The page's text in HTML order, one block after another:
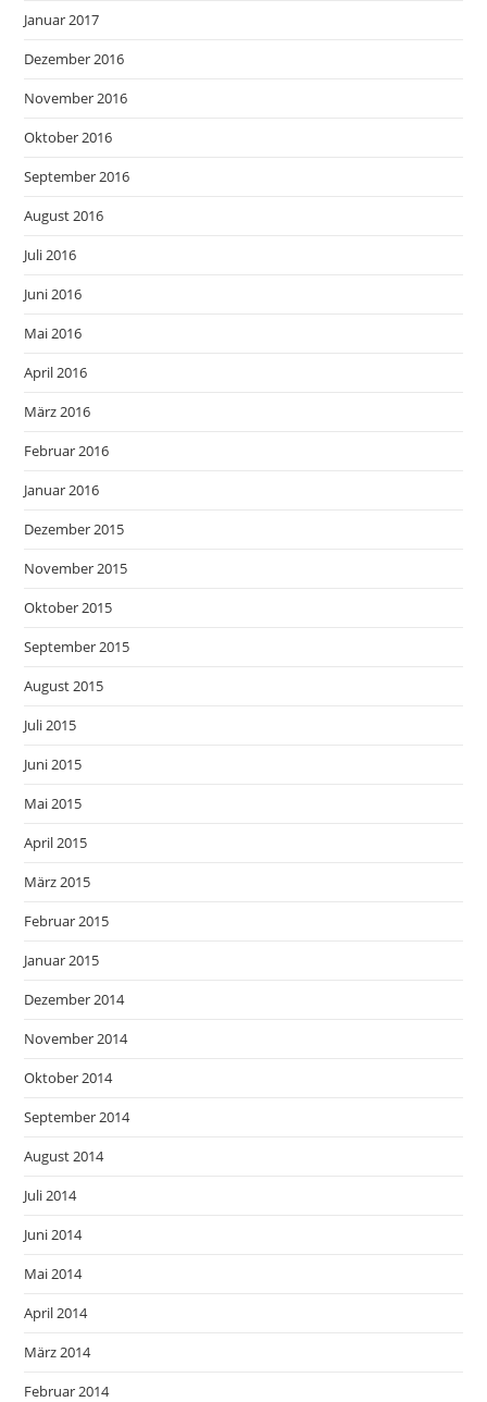
Januar 2017
Dezember 2016
November 2016
Oktober 2016
September 2016
August 2016
Juli 2016
Juni 2016
Mai 2016
April 2016
März 2016
Februar 2016
Januar 2016
Dezember 2015
November 2015
Oktober 2015
September 2015
August 2015
Juli 2015
Juni 2015
Mai 2015
April 2015
März 2015
Februar 2015
Januar 2015
Dezember 2014
November 2014
Oktober 2014
September 2014
August 2014
Juli 2014
Juni 2014
Mai 2014
April 2014
März 2014
Februar 2014